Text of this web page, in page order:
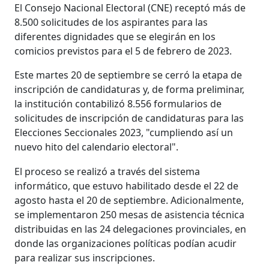
El Consejo Nacional Electoral (CNE) receptó más de
8.500 solicitudes de los aspirantes para las
diferentes dignidades que se elegirán en los
comicios previstos para el 5 de febrero de 2023.
Este martes 20 de septiembre se cerró la etapa de
inscripción de candidaturas y, de forma preliminar,
la institución contabilizó 8.556 formularios de
solicitudes de inscripción de candidaturas para las
Elecciones Seccionales 2023, "cumpliendo así un
nuevo hito del calendario electoral".
El proceso se realizó a través del sistema
informático, que estuvo habilitado desde el 22 de
agosto hasta el 20 de septiembre. Adicionalmente,
se implementaron 250 mesas de asistencia técnica
distribuidas en las 24 delegaciones provinciales, en
donde las organizaciones políticas podían acudir
para realizar sus inscripciones.